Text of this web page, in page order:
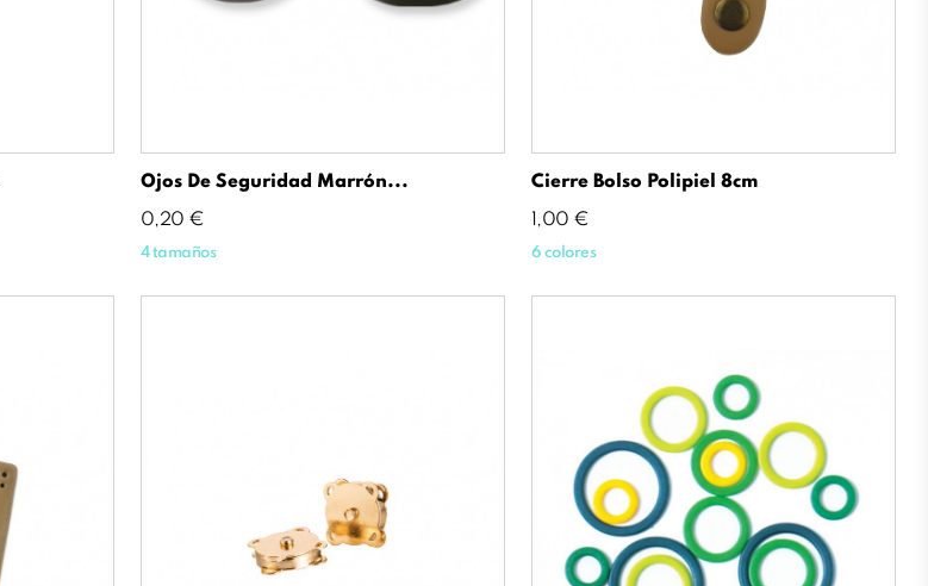
Ojos De Seguridad Marrón...
Precio
0,20 €
4 tamaños
Cierre Bolso Polipiel 8cm
Precio
1,00 €
6 colores